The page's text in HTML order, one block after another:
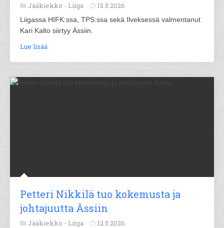
Jääkiekko - Liiga 15.5.2026
Liigassa HIFK:ssa, TPS:ssa sekä Ilveksessä valmentanut
Kari Kalto siirtyy Ässiin.
Lue lisää
Petteri Nikkilä tuo kokemusta ja
johtajuutta Ässiin
Jääkiekko - Liiga 12.5.2026